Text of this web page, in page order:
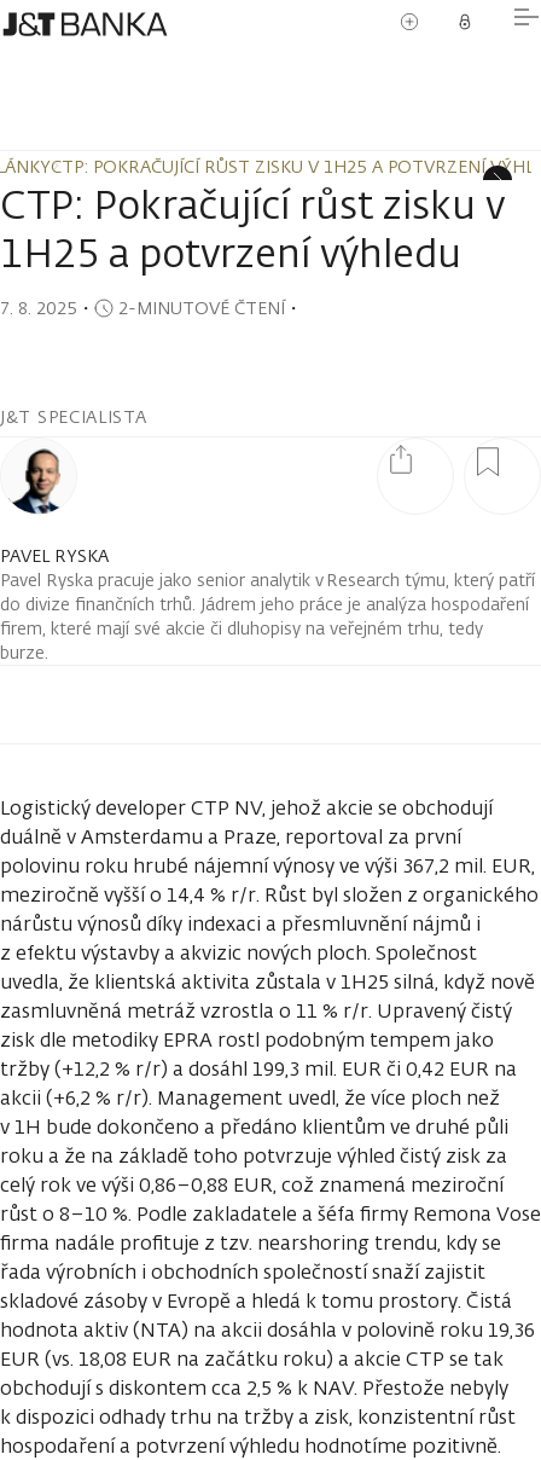
CTP: POKRAČUJÍCÍ RŮST ZISKU V 1H25 A POTVRZENÍ
CTP: POKRAČUJÍCÍ RŮST ZISKU V 1H25 A POTVRZENÍ
CTP: Pokračující růst zisku v
1H25 a potvrzení výhledu
7. 8. 2025 ・ 2-MINUTOVÉ ČTENÍ・
J&T SPECIALISTA
PAVEL RYSKA
Pavel Ryska pracuje jako senior analytik v Research týmu, který patří
do divize finančních trhů. Jádrem jeho práce je analýza hospodaření
firem, které mají své akcie či dluhopisy na veřejném trhu, tedy
burze.
Logistický developer CTP NV, jehož akcie se obchodují
duálně v Amsterdamu a Praze, reportoval za první
polovinu roku hrubé nájemní výnosy ve výši 367,2 mil. EUR,
meziročně vyšší o 14,4 % r/r. Růst byl složen z organického
nárůstu výnosů díky indexaci a přesmluvnění nájmů i
z efektu výstavby a akvizic nových ploch. Společnost
uvedla, že klientská aktivita zůstala v 1H25 silná, když nově
zasmluvněná metráž vzrostla o 11 % r/r. Upravený čistý
zisk dle metodiky EPRA rostl podobným tempem jako
tržby (+12,2 % r/r) a dosáhl 199,3 mil. EUR či 0,42 EUR na
akcii (+6,2 % r/r). Management uvedl, že více ploch než
v 1H bude dokončeno a předáno klientům ve druhé půli
roku a že na základě toho potvrzuje výhled čistý zisk za
celý rok ve výši 0,86–0,88 EUR, což znamená meziroční
růst o 8–10 %. Podle zakladatele a šéfa firmy Remona Vose
firma nadále profituje z tzv. nearshoring trendu, kdy se
řada výrobních i obchodních společností snaží zajistit
skladové zásoby v Evropě a hledá k tomu prostory. Čistá
hodnota aktiv (NTA) na akcii dosáhla v polovině roku 19,36
EUR (vs. 18,08 EUR na začátku roku) a akcie CTP se tak
obchodují s diskontem cca 2,5 % k NAV. Přestože nebyly
k dispozici odhady trhu na tržby a zisk, konzistentní růst
hospodaření a potvrzení výhledu hodnotíme pozitivně.